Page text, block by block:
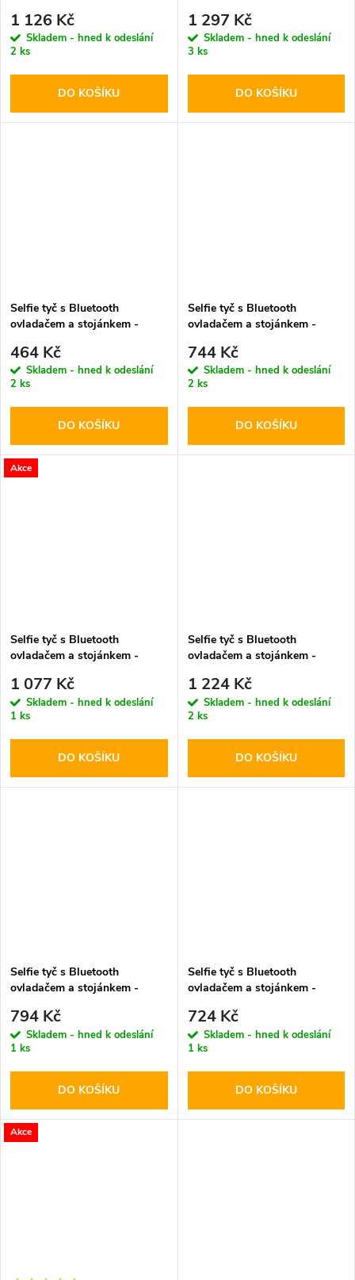
Black
1 126 Kč
Skladem - hned k odeslání
2 ks
DO KOŠÍKU
Black
1 297 Kč
Skladem - hned k odeslání
3 ks
DO KOŠÍKU
Selfie tyč s Bluetooth
ovladačem a stojánkem -
Stick Tripod
464 Kč
Skladem - hned k odeslání
2 ks
DO KOŠÍKU
Selfie tyč s Bluetooth
ovladačem a stojánkem -
Selfie Stick Tripod Black
744 Kč
Skladem - hned k odeslání
2 ks
DO KOŠÍKU
Akce
Selfie tyč s Bluetooth
ovladačem a stojánkem -
Beige
1 077 Kč
Skladem - hned k odeslání
1 ks
DO KOŠÍKU
Selfie tyč s Bluetooth
ovladačem a stojánkem -
Black
1 224 Kč
Skladem - hned k odeslání
2 ks
DO KOŠÍKU
Selfie tyč s Bluetooth
ovladačem a stojánkem -
Stick Tripod Black
794 Kč
Skladem - hned k odeslání
1 ks
DO KOŠÍKU
Selfie tyč s Bluetooth
ovladačem a stojánkem -
Stick Tripod
724 Kč
Skladem - hned k odeslání
1 ks
DO KOŠÍKU
Akce